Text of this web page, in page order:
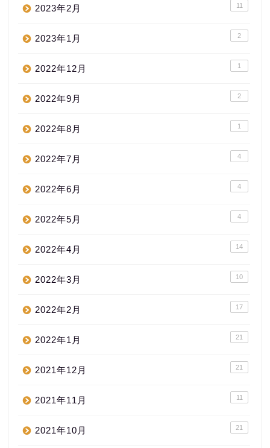
2023年2月 11
2023年1月 2
2022年12月 1
2022年9月 2
2022年8月 1
2022年7月 4
2022年6月 4
2022年5月 4
2022年4月 14
2022年3月 10
2022年2月 17
2022年1月 21
2021年12月 21
2021年11月 11
2021年10月 21